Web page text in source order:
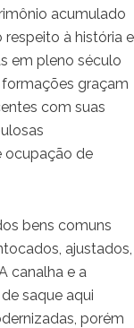
acumulado
à história e
em pleno século
graçam
com suas
ocupação de
bens comuns
ajustados,
canalha e a
saque aqui
porém